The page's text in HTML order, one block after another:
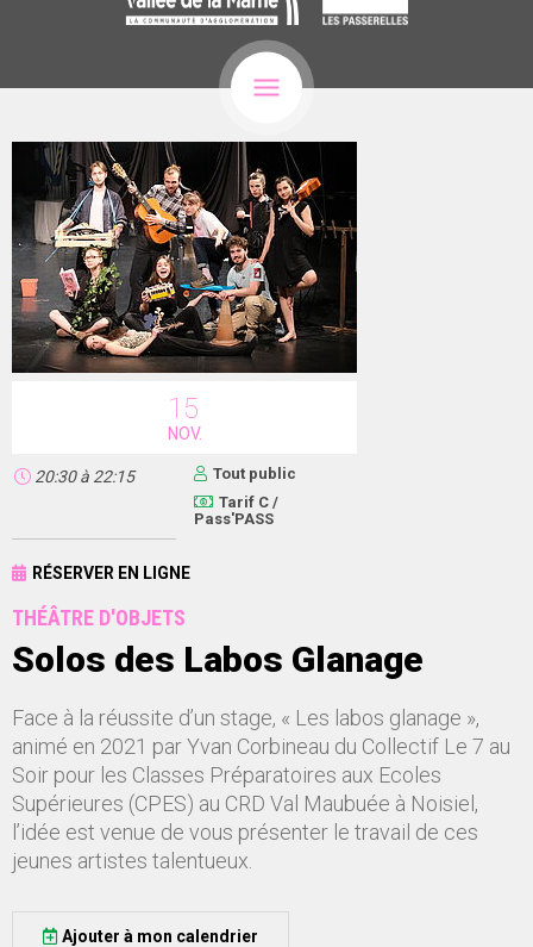
15
NOV.
20:30à 22:15
Tout public
Tarif C /
Pass'PASS
RÉSERVER EN LIGNE
THÉÂTRE D'OBJETS
Solos des Labos Glanage
Face à la réussite d’un stage, « Les labos glanage »,
animé en 2021 par Yvan Corbineau du Collectif Le 7 au
Soir pour les Classes Préparatoires aux Ecoles
Supérieures (CPES) au CRD Val Maubuée à Noisiel,
l’idée est venue de vous présenter le travail de ces
jeunes artistes talentueux.
Ajouter à mon calendrier